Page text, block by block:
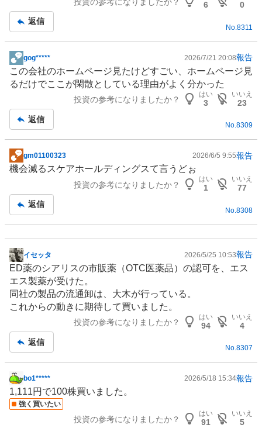
6
0
返信
No. 8311
掲
示
板
gog***** 2026/7/21 20:08報告
この会社のホームページ見たけどすごい、ホームページ見
るだけでここが閑散としている理由がよく分かった
投資の参考になりましたか？
はい
3
いいえ
23
返信
No.8309
掲
示
事
gm01100323 2026/6/5 9:55報告
機会減るスケアホールディングスて言うどぉ
投資の参考になりましたか？
はい
1
いいえ
77
返信
No. 8308
掲
示
板
記
事
イセッタ 2026/5/25 10:53報告
ED薬のシアリスの市販薬（OTC医薬品）の認可を、エス
エス製薬が受けた。
同社の製品の流通卸は、大木が行っている。
これからの動きに期待して買いました。
投資の参考になりましたか？
はい
94
いいえ
4
返信
No.8307
掲
示
板
bo1***** 2026/5/18 15:34報告
1,111円で100株買いました。
強く買いたい
投資の参考になりましたか？
はい
91
いいえ
5